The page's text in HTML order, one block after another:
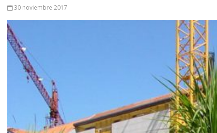
30 noviembre 2017